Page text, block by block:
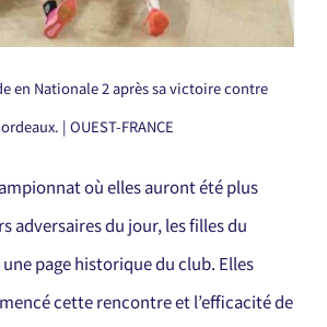
en Nationale 2 après sa victoire contre
| OUEST-FRANCE
où elles auront été plus
adversaires du jour, les filles du
page historique du club. Elles
cette rencontre et l’efficacité de